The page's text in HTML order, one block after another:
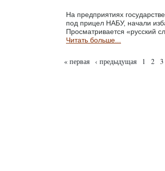
На предприятиях
под прицел НАБУ, начали
Просматривается «русский
Читать больше...
Страницы
« первая ‹ предыдущая 1 2 3